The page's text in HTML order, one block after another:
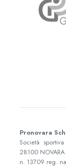
Pronovara
Società
28100 NOVARA
n. 13709 reg.